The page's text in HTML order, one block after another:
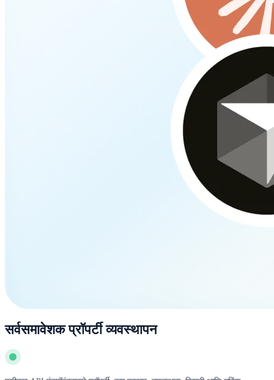
सर्वसमावेशक प्रॉपर्टी व्यवस्थापन